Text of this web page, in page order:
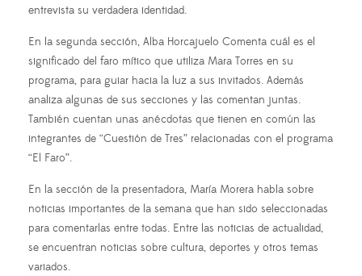
entrevista su verdadera identidad.
En la segunda sección, Alba Horcajuelo Comenta cuál es el
significado del faro mítico que utiliza Mara Torres en su
programa, para guiar hacia la luz a sus invitados. Además
analiza algunas de sus secciones y las comentan juntas.
También cuentan unas anécdotas que tienen en común las
integrantes de “Cuestión de Tres” relacionadas con el programa
“El Faro”.
En la sección de la presentadora, María Morera habla sobre
noticias importantes de la semana que han sido seleccionadas
para comentarlas entre todas. Entre las noticias de actualidad,
se encuentran noticias sobre cultura, deportes y otros temas
variados.